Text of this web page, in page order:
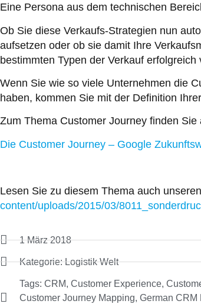
Eine Persona aus dem technischen
Ob Sie diese Verkaufs-Strategien nun
aufsetzen oder ob sie damit Ihre
bestimmten Typen der Verkauf
Wenn Sie wie so viele Unternehmen die
haben, kommen Sie mit der Definition
Zum Thema Customer Journey finden
Die Customer Journey – Google
Lesen Sie zu diesem Thema auch
content/uploads/2015/03/
1 März 2018
Kategorie:Logistik Welt
Tags: CRM, Customer Experience,
Customer Journey Mapping, German CRM